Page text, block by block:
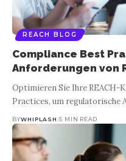
REACH BLOG
Compliance Best
Anforderungen von
Optimieren Sie Ihre
Practices, um regulatorische
BYWHIPLASH 5 MIN READ